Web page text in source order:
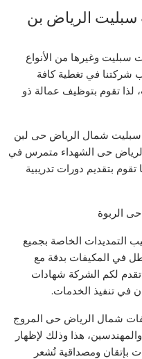
سبليت الرياض بن
سبليت وغيرها من الأنواع
شركتنا في تغطية كافة
لذا تقوم بتوظيف عمالة ذو
سبليت شمال الرياض حى لبن
حى الشهداء متمرس في
بتقديم دورات تدريبية
الربوة
التمديدات الخاصة بجميع
في المكيفات بدقة مع
لكم الشركة شهادات
في تنفيذ الخدمات.
شمال الرياض حى المروج
هذا وذلك لإظهار
بإتقان ومصداقية تُشعر